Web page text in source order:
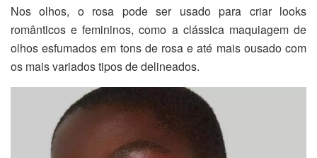
Nos olhos, o rosa pode ser usado para criar looks
românticos e femininos, como a clássica maquiagem de
olhos esfumados em tons de rosa e até mais ousado com
os mais variados tipos de delineados.